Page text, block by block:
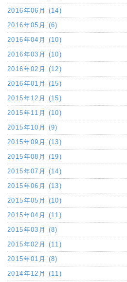
2016年06月 (14)
2016年05月 (6)
2016年04月 (10)
2016年03月 (10)
2016年02月 (12)
2016年01月 (15)
2015年12月 (15)
2015年11月 (10)
2015年10月 (9)
2015年09月 (13)
2015年08月 (19)
2015年07月 (14)
2015年06月 (13)
2015年05月 (10)
2015年04月 (11)
2015年03月 (8)
2015年02月 (11)
2015年01月 (8)
2014年12月 (11)